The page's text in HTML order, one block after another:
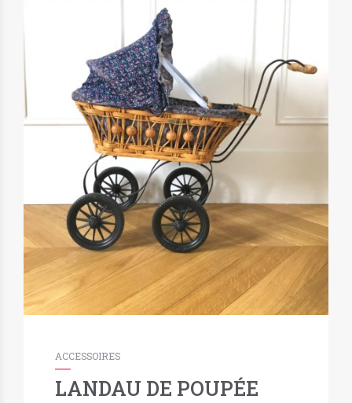
ACCESSOIRES
LANDAU DE POUPÉE